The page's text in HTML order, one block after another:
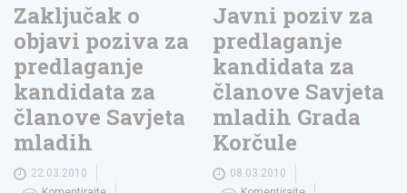
Zaključak o
objavi poziva za
predlaganje
kandidata za
članove Savjeta
mladih
22.03.2010
Javni poziv za
predlaganje
kandidata za
članove Savjeta
mladih Grada
Korčule
08.03.2010